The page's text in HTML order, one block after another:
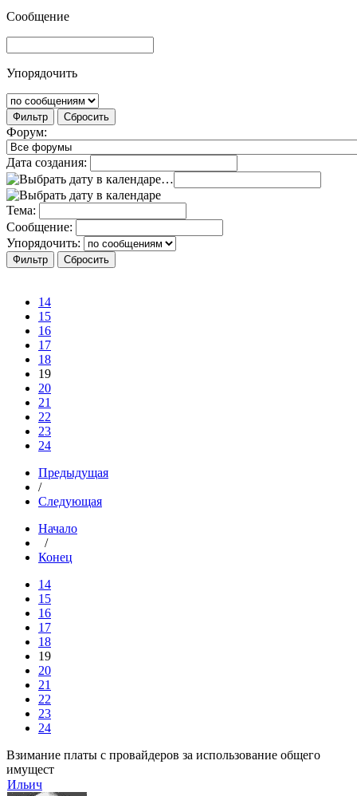
Сообщение
Упорядочить
Фильтр Сбросить
Форум:
Дата создания:
…
Тема:
Сообщение:
Упорядочить:
14
15
16
17
18
19
20
21
22
23
24
Предыдущая
/
Следующая
Начало
/
Конец
14
15
16
17
18
19
20
21
22
23
24
Взимание платы с провайдеров за использование общего
имущест
Ильич